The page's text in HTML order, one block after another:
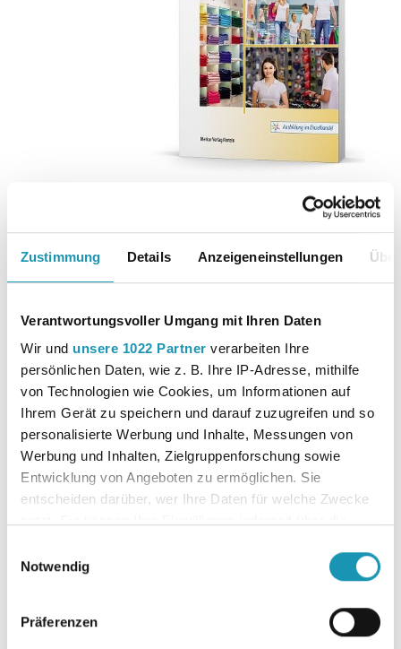
Zustimmung Details Anzeigeneinstellungen
Verantwortungsvoller Umgang mit Ihren Daten
Wir und unsere 1022 Partner verarbeiten Ihre
persönlichen Daten, wie z. B. Ihre IP-Adresse, mithilfe
von Technologien wie Cookies, um Informationen auf
Ihrem Gerät zu speichern und darauf zuzugreifen und so
personalisierte Werbung und Inhalte, Messungen von
Werbung und Inhalten, Zielgruppenforschung sowie
Entwicklung von Angeboten zu ermöglichen. Sie
entscheiden darüber, wer Ihre Daten für welche Zwecke
Trigger Symbol ändern oder widerrufen
Informationen über Ihre geografische Lage
Notwendig
Präferenzen
Was muss ich tun, um merkur-
medien zu nutzen?
können, müssen Sie einen E-Book-Code in unserem
Webshop auf www.merkur-verlag.de erwerben. Nach
von ein bis drei Arbeitstagen bereitgestellt, mit dem
das E-Book auf merkur-medien.de aktiviert werden